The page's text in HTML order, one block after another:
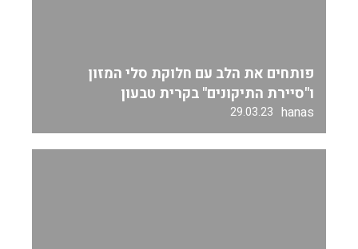
פותחים את הלב עם חלוקת סלי המזון
ו"סיירת התיקונים" בקרית טבעון
hanas
29.03.23